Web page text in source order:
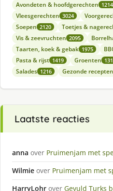
Avondeten & hoofdgerechten
Vleesgerechten 3024
Soepen 2120 Toetjes &
Vis & zeevruchten 2095
Taarten, koek & gebak 1975
Pasta & rijst 1419 Groenten
Salades 1216 Gezonde recepten
Laatste reacties
anna over Pruimenjam met
Wilmie over Pruimenjam met
HarryLohr over Gevuld Turks